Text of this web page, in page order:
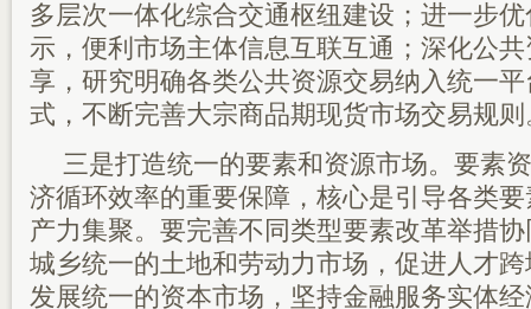
多层次一体化综合交通枢纽建设；进一步
示，便利市场主体信息互联互通；深化公
享，研究明确各类公共资源交易纳入统一
式，不断完善大宗商品期现货市场交易规则
三是打造统一的要素和资源市场。要素
济循环效率的重要保障，核心是引导各类
产力集聚。要完善不同类型要素改革举措
城乡统一的土地和劳动力市场，促进人才
发展统一的资本市场，坚持金融服务实体